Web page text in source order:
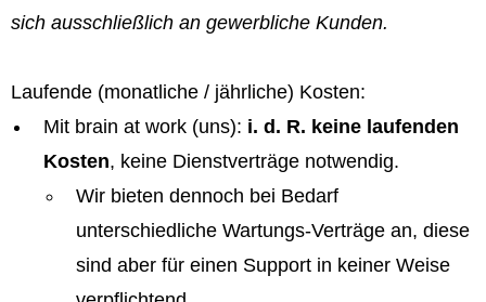
sich ausschließlich an gewerbliche Kunden.
Laufende (monatliche / jährliche) Kosten:
Mit brain at work (uns): i. d. R. keine laufenden
Kosten, keine Dienstverträge notwendig.
Wir bieten dennoch bei Bedarf
unterschiedliche Wartungs-Verträge an, diese
sind aber für einen Support in keiner Weise